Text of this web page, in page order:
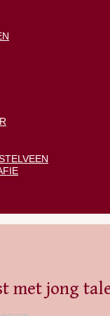
met jong